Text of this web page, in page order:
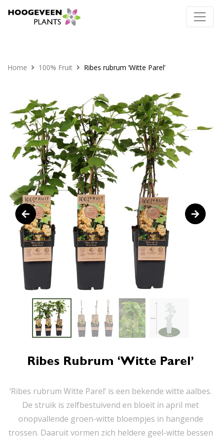
Home 100% Fruit Ribes rubrum ‘Witte Parel’
Ribes Rubrum ‘Witte Parel’
‘Ribes rubrum Witte Parel’ is een bekende witte aalbes.
De struik is zelfbestuivend en bloeit in april met
onopvallende groen-witte bloempjes in hangende
trossen. Daaruit vormen zich heldere geel-witte bessen